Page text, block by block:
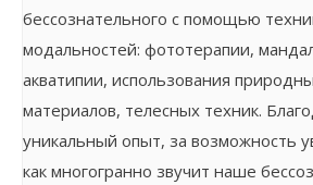
бессознательного с помощью
модальностей: фототерапии,
акватипии, использования
материалов, телесных техник.
уникальный опыт, за возможность
как многогранно звучит наше